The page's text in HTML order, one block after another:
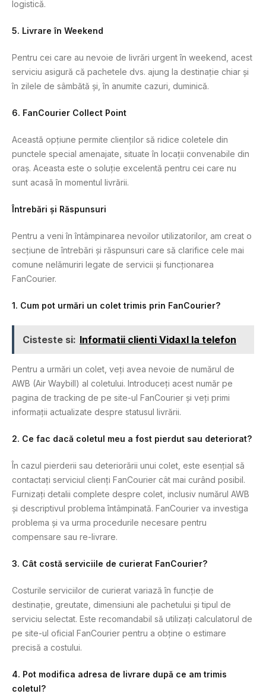
logistică.
5. Livrare în Weekend
Pentru cei care au nevoie de livrări urgent în weekend, acest
serviciu asigură că pachetele dvs. ajung la destinație chiar și
în zilele de sâmbătă și, în anumite cazuri, duminică.
6. FanCourier Collect Point
Această opțiune permite clienților să ridice coletele din
punctele special amenajate, situate în locații convenabile din
oraș. Aceasta este o soluție excelentă pentru cei care nu
sunt acasă în momentul livrării.
Întrebări și Răspunsuri
Pentru a veni în întâmpinarea nevoilor utilizatorilor, am creat o
secțiune de întrebări și răspunsuri care să clarifice cele mai
comune nelămuriri legate de servicii și funcționarea
FanCourier.
1. Cum pot urmări un colet trimis prin FanCourier?
Cisteste si: Informatii clienti Vidaxl la telefon
Pentru a urmări un colet, veți avea nevoie de numărul de
AWB (Air Waybill) al coletului. Introduceți acest număr pe
pagina de tracking de pe site-ul FanCourier și veți primi
informații actualizate despre statusul livrării.
2. Ce fac dacă coletul meu a fost pierdut sau deteriorat?
În cazul pierderii sau deteriorării unui colet, este esențial să
contactați serviciul clienți FanCourier cât mai curând posibil.
Furnizați detalii complete despre colet, inclusiv numărul AWB
și descriptivul problema întâmpinată. FanCourier va investiga
problema și va urma procedurile necesare pentru
compensare sau re-livrare.
3. Cât costă serviciile de curierat FanCourier?
Costurile serviciilor de curierat variază în funcție de
destinație, greutate, dimensiuni ale pachetului și tipul de
serviciu selectat. Este recomandabil să utilizați calculatorul de
pe site-ul oficial FanCourier pentru a obține o estimare
precisă a costului.
4. Pot modifica adresa de livrare după ce am trimis
coletul?